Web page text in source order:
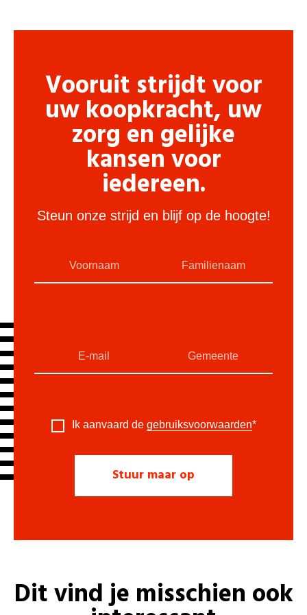
Vooruit strijdt voor
uw koopkracht, uw
zorg en gelijke
kansen voor
iedereen.
Steun onze strijd en blijf op de hoogte!
Ik aanvaard de gebruiksvoorwaarden*
Dit vind je misschien ook